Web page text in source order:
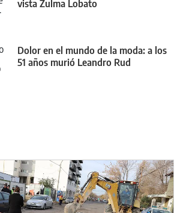
vista Zulma Lobato
Dolor en el mundo de la moda: a los
51 años murió Leandro Rud